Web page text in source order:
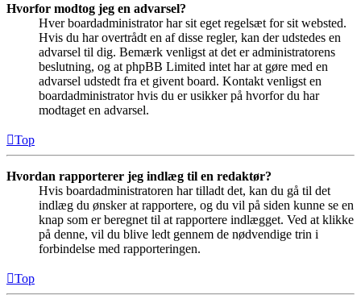
Hvorfor modtog jeg en advarsel?
Hver boardadministrator har sit eget regelsæt for sit websted.
Hvis du har overtrådt en af disse regler, kan der udstedes en
advarsel til dig. Bemærk venligst at det er administratorens
beslutning, og at phpBB Limited intet har at gøre med en
advarsel udstedt fra et givent board. Kontakt venligst en
boardadministrator hvis du er usikker på hvorfor du har
modtaget en advarsel.
Top
Hvordan rapporterer jeg indlæg til en redaktør?
Hvis boardadministratoren har tilladt det, kan du gå til det
indlæg du ønsker at rapportere, og du vil på siden kunne se en
knap som er beregnet til at rapportere indlægget. Ved at klikke
på denne, vil du blive ledt gennem de nødvendige trin i
forbindelse med rapporteringen.
Top